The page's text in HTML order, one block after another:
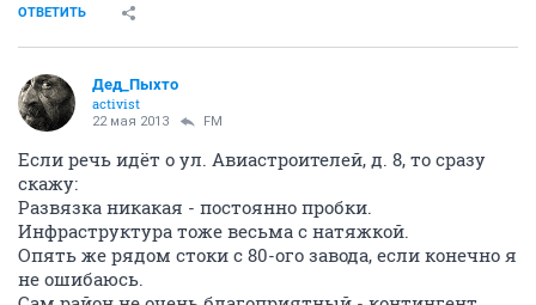
ОТВЕТИТЬ
Дед_Пыхто
activist
22 мая 2013 FM
Если речь идёт о ул. Авиастроителей, д. 8, то сразу
скажу:
Развязка никакая - постоянно пробки.
Инфраструктура тоже весьма с натяжкой.
Опять же рядом стоки с 80-ого завода, если конечно я
не ошибаюсь.